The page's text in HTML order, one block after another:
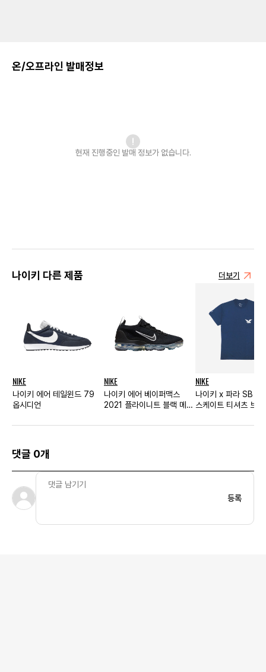
온/오프라인 발매정보
현재 진행중인 발매 정보가 없습니다.
나이키 다른 제품 더보기
NIKE
나이키 에어 테일윈드 79
옵시디언
NIKE
나이키 에어 베이퍼맥스
2021 플라이니트 블랙 메탈
NIKE
나이키 x 파라 SB 팀
스케이트 티셔츠 브레
댓글 0개
등록